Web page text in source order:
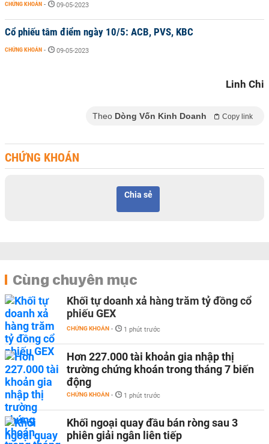
CHỨNG KHOÁN - 09-05-2023
Cổ phiếu tâm điểm ngày 10/5: ACB, PVS, KBC
CHỨNG KHOÁN - 09-05-2023
Linh Chi
Theo Dòng Vốn Kinh Doanh Copy link
CHỨNG KHOÁN
Chia sẻ
Cùng chuyên mục
Khối tự doanh xả hàng trăm tỷ đồng cổ
phiếu GEX
CHỨNG KHOÁN - 1 phút trước
Hơn 227.000 tài khoản gia nhập thị
trường chứng khoán trong tháng 7 biến
động
CHỨNG KHOÁN - 1 phút trước
Khối ngoại quay đầu bán ròng sau 3
phiên giải ngân liên tiếp